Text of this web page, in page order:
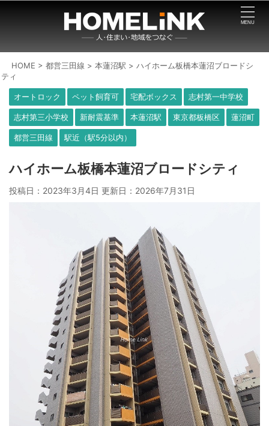
HOME >都営三田線 >本蓮沼駅 >ハイホーム板橋本蓮沼ブロードシ
ティ
オートロック ペット飼育可 宅配ボックス 志村第一中学校
志村第三小学校 新耐震基準 本蓮沼駅 東京都板橋区 蓮沼町
都営三田線 駅近（駅5分以内）
ハイホーム板橋本蓮沼ブロードシティ
投稿日：2023年3月4日 更新日： 2026年7月31日